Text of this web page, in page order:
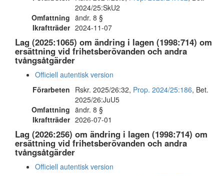
2024/25:SkU2
Omfattning ändr. 8 §
Ikraftträder 2024-11-07
Lag (2025:1065) om ändring i lagen (1998:714) om
ersättning vid frihetsberövanden och andra
tvångsåtgärder
Officiell autentisk version
Förarbeten Rskr. 2025/26:32, Prop. 2024/25:186, Bet.
2025/26:JuU5
Omfattning ändr. 8 §
Ikraftträder 2026-07-01
Lag (2026:256) om ändring i lagen (1998:714) om
ersättning vid frihetsberövanden och andra
tvångsåtgärder
Officiell autentisk version